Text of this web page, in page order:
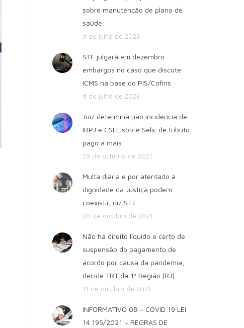
sobre manutenção de plano de
saúde
9 de julho de 2023
STF julgará em dezembro
embargos no caso que discute
ICMS na base do PIS/Cofins
8 de julho de 2023
Juiz determina não incidência de
IRPJ e CSLL sobre Selic de tributo
pago a mais
29 de outubro de 2021
Multa diária e por atentado à
dignidade da Justiça podem
coexistir, diz STJ
20 de outubro de 2021
Não há direito líquido e certo de
suspensão do pagamento de
acordo por causa da pandemia,
decide TRT da 1ª Região (RJ)
11 de outubro de 2021
INFORMATIVO 08 – COVID 19 LEI
14.195/2021 – REGRAS DE